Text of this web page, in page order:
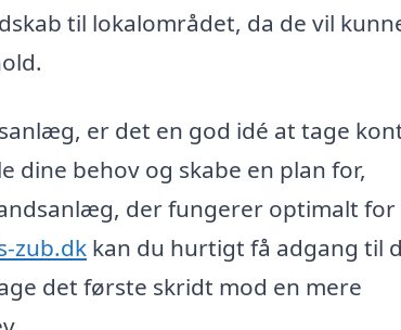
til lokalområdet, da de vil
er det en god idé at tage
dine behov og skabe en plan for,
der fungerer optimalt for
zub.dk kan du hurtigt få adgang til
det første skridt mod en mere